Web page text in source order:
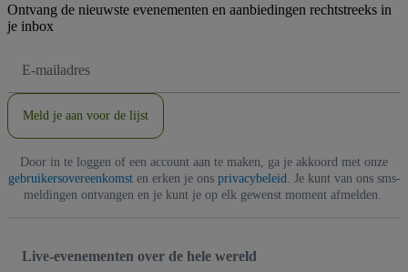
Ontvang de nieuwste evenementen en aanbiedingen rechtstreeks in
je inbox
mailadres
Meld je aan voor de lijst
Door in te loggen of een account aan te maken, ga je akkoord met onze
gebruikersovereenkomsten erken je ons privacybeleid . Je kunt van ons sms-
meldingen ontvangen en je kunt je op elk gewenst moment afmelden.
Live-evenementen over de hele wereld